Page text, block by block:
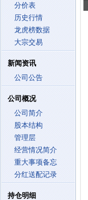
分价表
历史行情
龙虎榜数据
大宗交易
新闻资讯
公司公告
公司概况
公司简介
股本结构
管理层
经营情况简介
重大事项备忘
分红送配记录
持仓明细